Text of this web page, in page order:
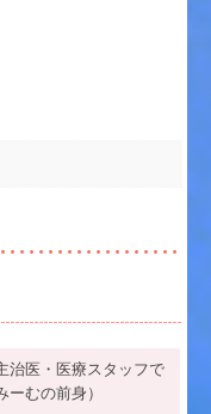
治医・医療スタッフで
むの前身）